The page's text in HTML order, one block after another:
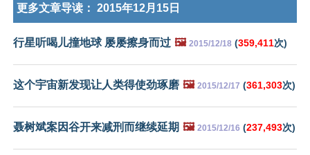
更多文章导读： 2015年12月15日
行星听喝儿撞地球 屡屡擦身而过 🖼️ 2015/12/18 (359,411次)
这个宇宙新发现让人类得使劲琢磨 🖼️ 2015/12/17 (361,303次)
聂树斌案因谷开来减刑而继续延期 🖼️ 2015/12/16 (237,493次)